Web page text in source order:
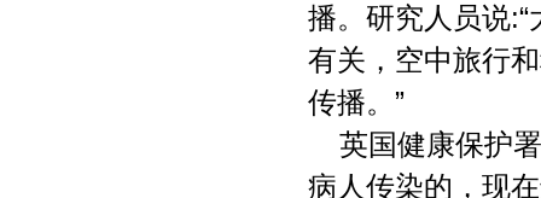
播。研究人员说
有关，空中旅行
传播。”
英国健康保护
病人传染的，现